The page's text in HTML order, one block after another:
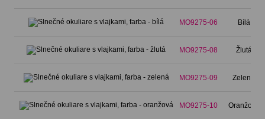
MO9275-06 Bílá
MO9275-08 Žlutá
MO9275-09 Zelená
MO9275-10 Oranžová